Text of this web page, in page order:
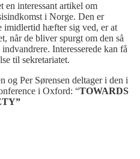
en interessant artikel om
i Norge. Den er
imidlertid hæfter sig ved, er at
når de bliver spurgt om den så
Interesserede kan få
til sekretariatet.
og Per Sørensen deltager i den i
i Oxford: “TOWARDS